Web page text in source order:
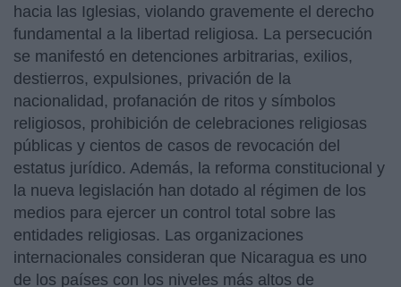
hacia las Iglesias, violando gravemente el derecho
fundamental a la libertad religiosa. La persecución
se manifestó en detenciones arbitrarias, exilios,
destierros, expulsiones, privación de la
nacionalidad, profanación de ritos y símbolos
religiosos, prohibición de celebraciones religiosas
públicas y cientos de casos de revocación del
estatus jurídico. Además, la reforma constitucional y
la nueva legislación han dotado al régimen de los
medios para ejercer un control total sobre las
entidades religiosas. Las organizaciones
internacionales consideran que Nicaragua es uno
de los países con los niveles más altos de